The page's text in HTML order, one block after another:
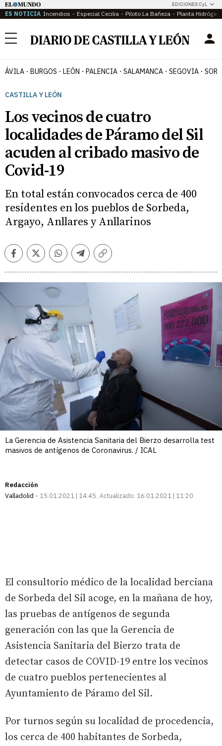
EDICIONES CyL
ES NOTICIA Incendios Especial Cecilia Piloto La Bañeza Planta
Menú
ÁVILA BURGOS LEÓN PALENCIA SALAMANCA SEGOVIA
CASTILLA Y LEÓN
Los vecinos de cuatro
localidades de Páramo del Sil
acuden al cribado masivo de
Covid-19
En total están convocados cerca de 400
residentes en los pueblos de Sorbeda,
Argayo, Anllares y Anllarinos
FacebookTwitterWhatsappTelegramCopiar
La Gerencia de Asistencia Sanitaria del Bierzo desarrolla test
masivos de antígenos de Coronavirus. / ICAL
Redacción
Valladolid
15.01.2021 | 14:45 Actualizado: 16.01.2021 | 11:20
El consultorio médico de la localidad berciana
de Sorbeda del Sil acoge, en la mañana de hoy,
las pruebas de antígenos de segunda
generación con las que la Gerencia de
Asistencia Sanitaria del Bierzo trata de
detectar casos de COVID-19 entre los vecinos
de cuatro pueblos pertenecientes al
Ayuntamiento de Páramo del Sil.
Por turnos según su localidad de procedencia,
los cerca de 400 habitantes de Sorbeda,